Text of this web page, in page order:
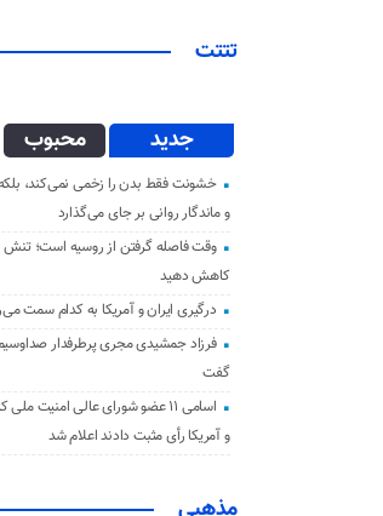
تتتت
جدید محبوب
خشونت فقط بدن را زخمی نمی‌کند،
و ماندگار روانی بر جای می‌گذارد
وقت فاصله گرفتن از روسیه است؛ تنش
کاهش دهید
درگیری ایران و آمریکا به کدام سمت
فرزاد جمشیدی مجری پرطرفدار
گفت
اسامی ۱۱ عضو شورای عالی امنیت
و آمریکا رأی مثبت دادند اعلام شد
مذهبی